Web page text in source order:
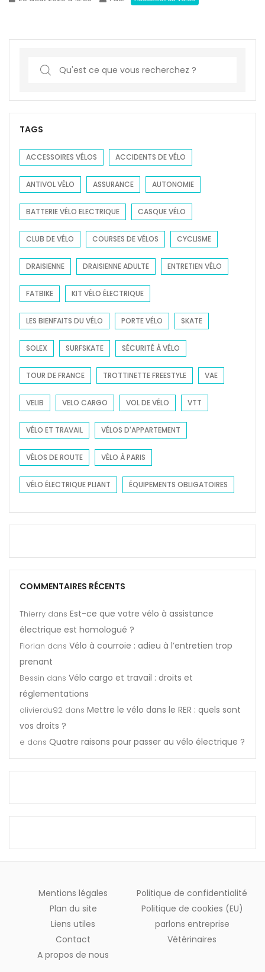
r
c
f
r
:
TAGS
ACCESSOIRES VÉLOS ACCIDENTS DE VÉLO
ANTIVOL VÉLO ASSURANCE AUTONOMIE
BATTERIE VÉLO ELECTRIQUE CASQUE VÉLO
CLUB DE VÉLO COURSES DE VÉLOS CYCLISME
DRAISIENNE DRAISIENNE ADULTE ENTRETIEN VÉLO
FATBIKE KIT VÉLO ÉLECTRIQUE
LES BIENFAITS DU VÉLO PORTE VÉLO SKATE
SOLEX SURFSKATE SÉCURITÉ À VÉLO
TOUR DE FRANCE TROTTINETTE FREESTYLE VAE
VELIB VELO CARGO VOL DE VÉLO VTT
VÉLO ET TRAVAIL VÉLOS D'APPARTEMENT
VÉLOS DE ROUTE VÉLO À PARIS
VÉLO ÉLECTRIQUE PLIANT ÉQUIPEMENTS OBLIGATOIRES
COMMENTAIRES RÉCENTS
Thierry dans Est-ce que votre vélo à assistance
électrique est homologué ?
Florian dans Vélo à courroie : adieu à l’entretien trop
prenant
Bessin dans Vélo cargo et travail : droits et
réglementations
olivierdu92 dans Mettre le vélo dans le RER : quels sont
vos droits ?
e dans Quatre raisons pour passer au vélo électrique ?
Mentions légales
Plan du site
Liens utiles
Contact
A propos de nous
Politique de confidentialité
Politique de cookies (EU)
parlons entreprise
Vétérinaires